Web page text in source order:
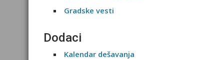
Gradske vesti
Dodaci
Kalendar dešavanja